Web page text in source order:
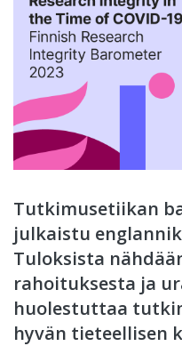
Tutkimusetiikan
julkaistu
Tuloksista
rahoituksesta ja
huolestuttaa
hyvän tieteellisen